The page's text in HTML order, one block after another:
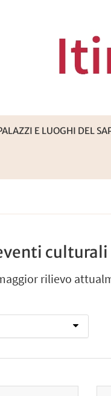
E LUOGHI DEL
culturali
rilievo